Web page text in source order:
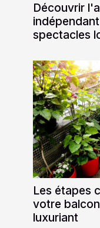
Découvrir
spectacles
Les étapes
votre
luxuriant